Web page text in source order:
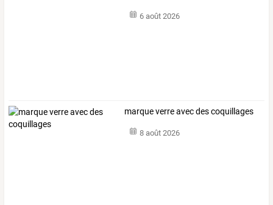
6 août 2026
marque verre avec des coquillages
8 août 2026